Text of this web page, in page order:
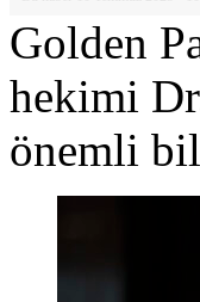
Golden
hekimi
önemli